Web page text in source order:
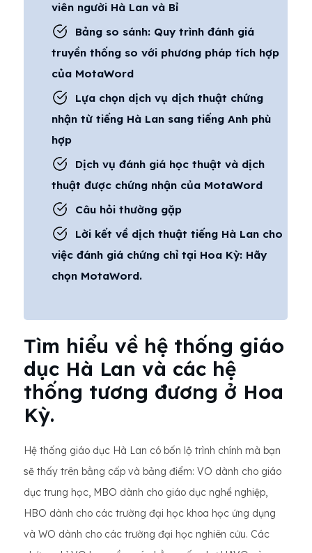
viên người Hà Lan và Bỉ
Bảng so sánh: Quy trình đánh giá
truyền thống so với phương pháp tích hợp
của MotaWord
Lựa chọn dịch vụ dịch thuật chứng
nhận từ tiếng Hà Lan sang tiếng Anh phù
hợp
Dịch vụ đánh giá học thuật và dịch
thuật được chứng nhận của MotaWord
Câu hỏi thường gặp
Lời kết về dịch thuật tiếng Hà Lan cho
việc đánh giá chứng chỉ tại Hoa Kỳ: Hãy
chọn MotaWord.
Tìm hiểu về hệ thống giáo
dục Hà Lan và các hệ
thống tương đương ở Hoa
Kỳ.
Hệ thống giáo dục Hà Lan có bốn lộ trình chính mà bạn
sẽ thấy trên bằng cấp và bảng điểm: VO dành cho giáo
dục trung học, MBO dành cho giáo dục nghề nghiệp,
HBO dành cho các trường đại học khoa học ứng dụng
và WO dành cho các trường đại học nghiên cứu. Các